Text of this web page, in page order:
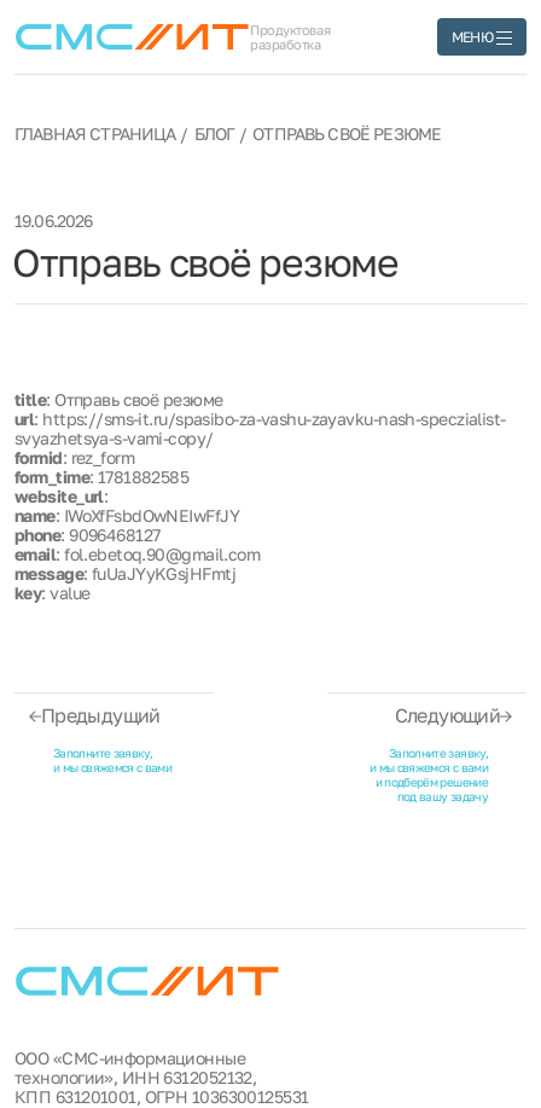
Продуктовая
разработка
МЕНЮ
ГЛАВНАЯ СТРАНИЦА БЛОГ ОТПРАВЬ СВОЁ РЕЗЮМЕ
Отправь своё резюме
19.06.2026
title: Отправь своё резюме
url: https://sms-it.ru/spasibo-za-vashu-zayavku-nash-speczialist-
svyazhetsya-s-vami-copy/
formid: rez_form
form_time: 1781882585
website_url:
name: IWoXfFsbdOwNEIwFfJY
phone: 9096468127
email: fol.ebetoq.90@gmail.com
message: fuUaJYyKGsjHFmtj
key: value
Предыдущий
Заполните заявку,
и мы свяжемся с вами
Следующий
Заполните заявку,
и мы свяжемся с вами
и подберём решение
под вашу задачу
ООО «СМС-информационные
технологии», ИНН 6312052132,
КПП 631201001, ОГРН 1036300125531